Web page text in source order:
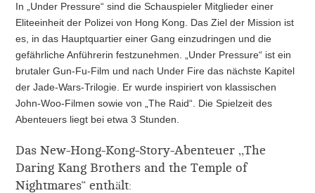
In „Under Pressure“ sind die Schauspieler Mitglieder einer
Eliteeinheit der Polizei von Hong Kong. Das Ziel der Mission ist
es, in das Hauptquartier einer Gang einzudringen und die
gefährliche Anführerin festzunehmen. „Under Pressure“ ist ein
brutaler Gun-Fu-Film und nach Under Fire das nächste Kapitel
der Jade-Wars-Trilogie. Er wurde inspiriert von klassischen
John-Woo-Filmen sowie von „The Raid“. Die Spielzeit des
Abenteuers liegt bei etwa 3 Stunden.
Das New-Hong-Kong-Story-Abenteuer „The
Daring Kang Brothers and the Temple of
Nightmares“ enthält: